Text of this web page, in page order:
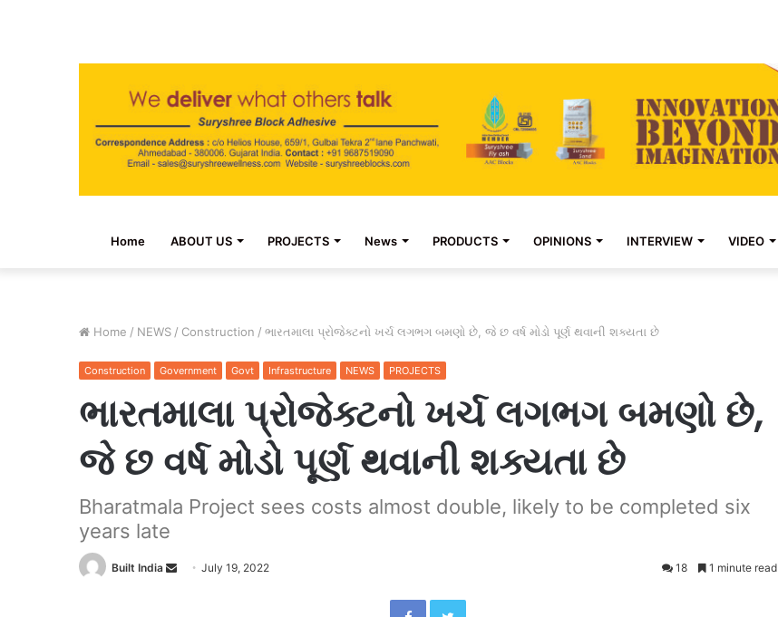
Home ABOUT US PROJECTS News PRODUCTS OPINIONS INTERVIEW VIDEO
Home / NEWS / Construction / ભારતમાલા પ્રોજેક્ટનો ખર્ચ લગભગ બમણો છે, જે છ વર્ષ મોડો પૂર્ણ થવાની શક્યતા છે
Construction Government Govt Infrastructure NEWS PROJECTS
ભારતમાલા પ્રોજેક્ટનો ખર્ચ લગભગ બમણો છે,
જે છ વર્ષ મોડો પૂર્ણ થવાની શક્યતા છે
Bharatmala Project sees costs almost double, likely to be completed six
years late
Built India
SendJuly 19, 2022 18 1 minute read
FacebookTwitter